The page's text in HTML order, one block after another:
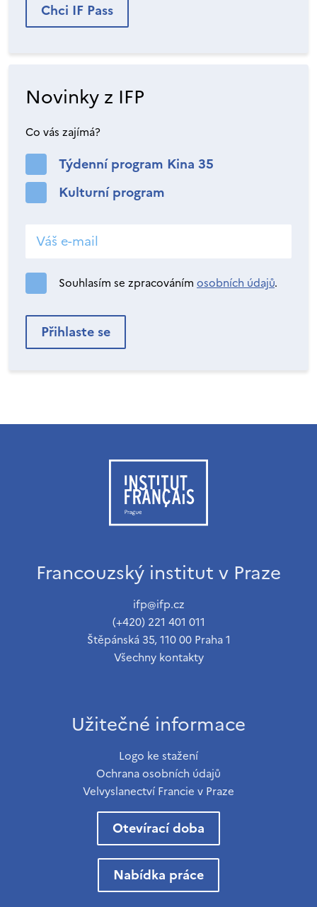
Chci IF Pass
Novinky z IFP
Co vás zajímá?
Týdenní program Kina 35
Kulturní program
Souhlasím se zpracováním osobních údajů.
Francouzský institut v Praze
ifp@ifp.cz
(+420) 221 401 011
Štěpánská 35, 110 00 Praha 1
Všechny kontakty
Užitečné informace
Logo ke stažení
Ochrana osobních údajů
Velvyslanectví Francie v Praze
Otevírací doba
Nabídka práce